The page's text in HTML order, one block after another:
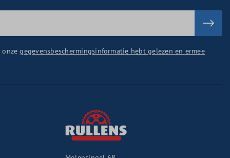
onzegegevensbeschermingsinformatie hebt gelezen en ermee